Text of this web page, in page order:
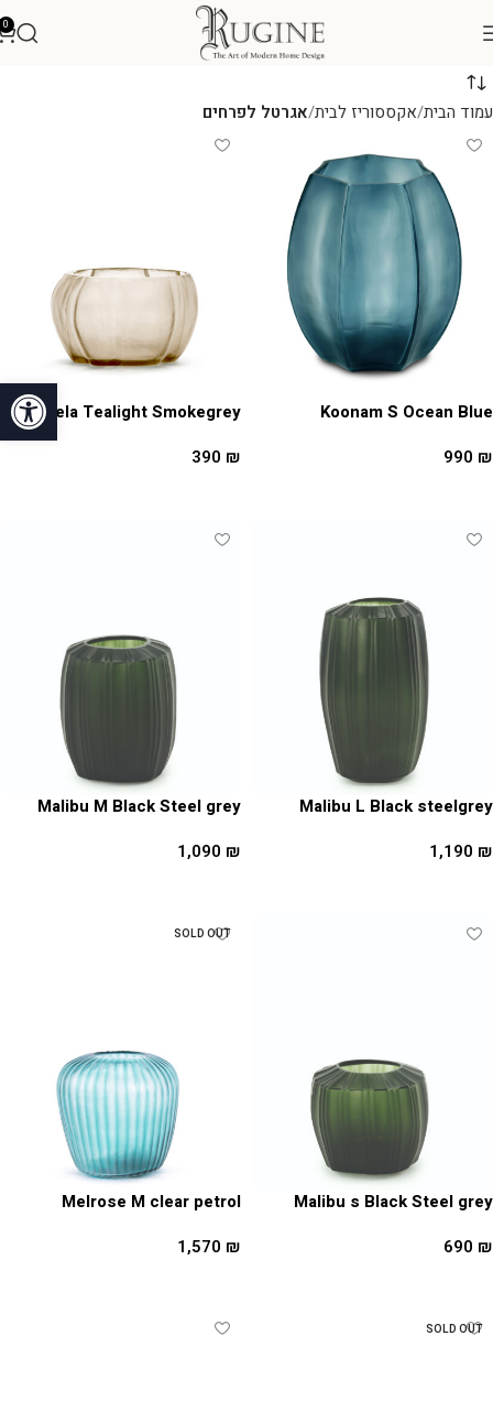
פתח
0
עמוד הבית אקססוריז לבית אגרטל לפרחים
Koonam S Ocean Blue
990 ₪
Lalibela Tealight Smokegrey
390 ₪
Malibu L Black steelgrey
1,190 ₪
Malibu M Black Steel grey
1,090 ₪
Malibu s Black Steel grey
690 ₪
SOLD OUT
Melrose M clear petrol
1,570 ₪
SOLD OUT